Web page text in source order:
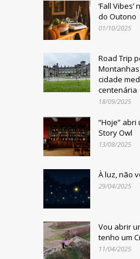
‘Fall
do Outono
01/10/2025
Road Trip
cidade
centenária
18/09/2025
“Hoje”
Story Owl
13/08/2025
À luz, não
29/04/2025
Vou abrir
tenho um
11/04/2025